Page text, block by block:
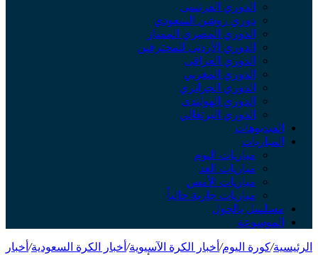
الدوري الفرنسي
دوري روشن السعودي
الدوري المصري الممتاز
الدوري الأردني للمحترفين
الدوري العراقي
الدوري المغربي
الدوري الجزائري
الدوري الهولندي
الدوري البرتغالي
مباريات اليوم
مباريات الغد
مباريات الأمس
مباريات جارية حالياً
بالجول
/كورة اليوم/ أخبار الكرة الآسيوية /أخبار الكرة السعودية/أخبار